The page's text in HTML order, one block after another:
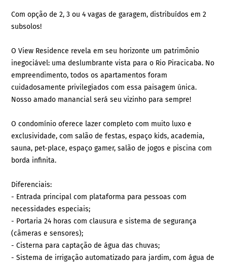
Com opção de 2, 3 ou 4 vagas de garagem, distribuídos em 2
subsolos!
O View Residence revela em seu horizonte um patrimônio
inegociável: uma deslumbrante vista para o Rio Piracicaba. No
empreendimento, todos os apartamentos foram
cuidadosamente privilegiados com essa paisagem única.
Nosso amado manancial será seu vizinho para sempre!
O condomínio oferece lazer completo com muito luxo e
exclusividade, com salão de festas, espaço kids, academia,
sauna, pet-place, espaço gamer, salão de jogos e piscina com
borda infinita.
Diferenciais:
- Entrada principal com plataforma para pessoas com
necessidades especiais;
- Portaria 24 horas com clausura e sistema de segurança
(câmeras e sensores);
- Cisterna para captação de água das chuvas;
- Sistema de irrigação automatizado para jardim, com água de